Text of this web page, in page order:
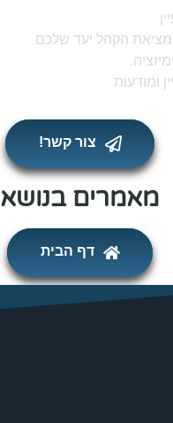
הקהל יעד שלכם
ומודעות
צור קשר!
מאמרים בנושא
דף הבית